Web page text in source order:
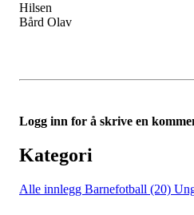
Hilsen
Bård Olav
Logg inn for å skrive en
Kategori
Alle innlegg Barnefotball (20)